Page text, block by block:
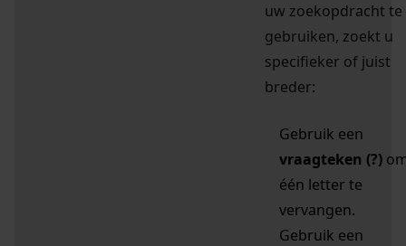
uw zoekopdracht te
gebruiken, zoekt u
specifieker of juist
breder:
Gebruik een
vraagteken (?)
één letter te
vervangen.
Gebruik een